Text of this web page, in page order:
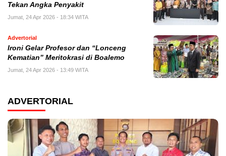
Tekan Angka Penyakit
Jumat, 24 Apr 2026 - 18:34 WITA
Advertorial
Ironi Gelar Profesor dan “Lonceng
Kematian” Meritokrasi di Boalemo
Jumat, 24 Apr 2026 - 13:49 WITA
ADVERTORIAL